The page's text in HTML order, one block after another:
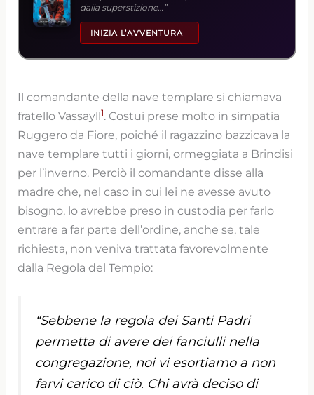
dalla superstizione…”
INIZIA L’AVVENTURA
Il comandante della nave templare si chiamava
fratello Vassayll1. Costui prese molto in simpatia
Ruggero da Fiore, poiché il ragazzino bazzicava la
nave templare tutti i giorni, ormeggiata a Brindisi
per l’inverno. Perciò il comandante disse alla
madre che, nel caso in cui lei ne avesse avuto
bisogno, lo avrebbe preso in custodia per farlo
entrare a far parte dell’ordine, anche se, tale
richiesta, non veniva trattata favorevolmente
dalla Regola del Tempio:
“Sebbene la regola dei Santi Padri
permetta di avere dei fanciulli nella
congregazione, noi vi esortiamo a non
farvi carico di ciò. Chi avrà deciso di